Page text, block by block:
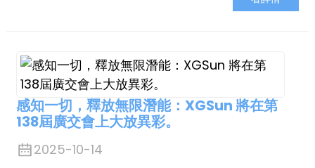
感知一切，釋放無限潛能：XGSun 將在第
138屆廣交會上大放異彩。
2025-10-14